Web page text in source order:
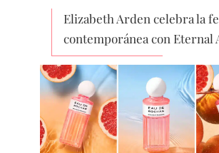
Elizabeth Arden celebra la
contemporánea con Eternal